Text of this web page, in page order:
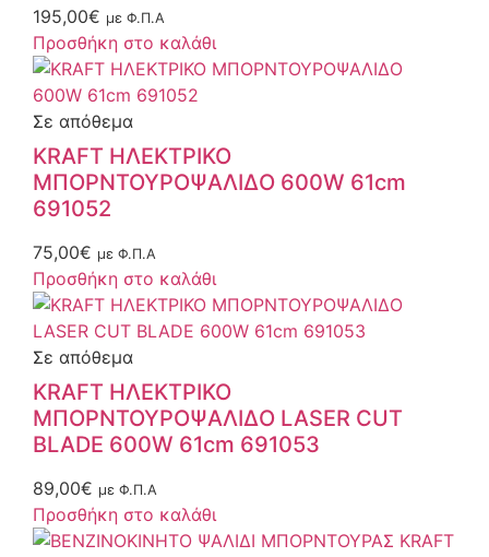
195,00€ με Φ.Π.Α
Προσθήκη στο καλάθι
Σε απόθεμα
KRAFT ΗΛΕΚΤΡΙΚΟ
ΜΠΟΡΝΤΟΥΡΟΨΑΛΙΔΟ 600W 61cm
691052
75,00€ με Φ.Π.Α
Προσθήκη στο καλάθι
Σε απόθεμα
KRAFT ΗΛΕΚΤΡΙΚΟ
ΜΠΟΡΝΤΟΥΡΟΨΑΛΙΔΟ LASER CUT
BLADE 600W 61cm 691053
89,00€ με Φ.Π.Α
Προσθήκη στο καλάθι